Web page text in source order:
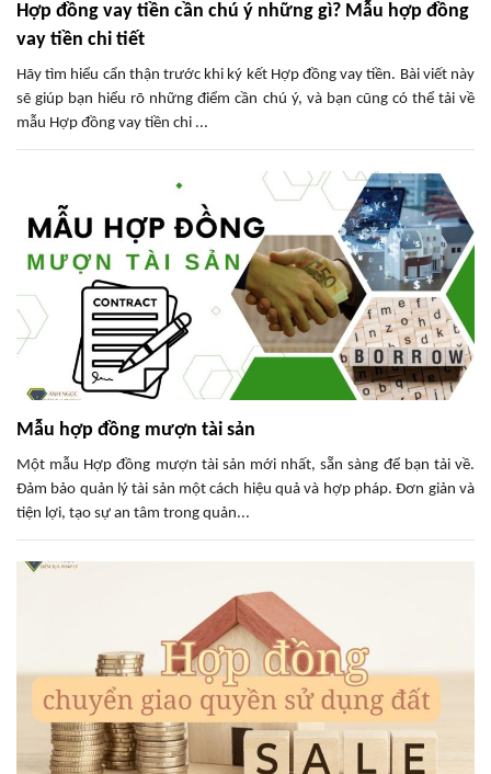
Hợp đồng vay tiền cần chú ý những gì? Mẫu hợp đồng
vay tiền chi tiết
Hãy tìm hiểu cẩn thận trước khi ký kết Hợp đồng vay tiền. Bài viết này
sẽ giúp bạn hiểu rõ những điểm cần chú ý, và bạn cũng có thể tải về
mẫu Hợp đồng vay tiền chi ...
Mẫu hợp đồng mượn tài sản
Một mẫu Hợp đồng mượn tài sản mới nhất, sẵn sàng để bạn tải về.
Đảm bảo quản lý tài sản một cách hiệu quả và hợp pháp. Đơn giản và
tiện lợi, tạo sự an tâm trong quản...